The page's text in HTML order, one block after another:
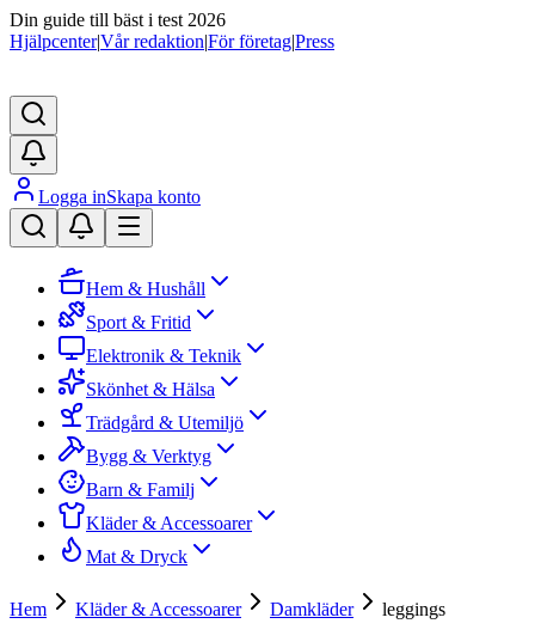
Din guide till bäst i test 2026
Hjälpcenter|Vår redaktion|För företag|Press
Logga inSkapa konto
Hem & Hushåll
Sport & Fritid
Elektronik & Teknik
Skönhet & Hälsa
Trädgård & Utemiljö
Bygg & Verktyg
Barn & Familj
Kläder & Accessoarer
Mat & Dryck
Hem Kläder & Accessoarer Damkläder leggings